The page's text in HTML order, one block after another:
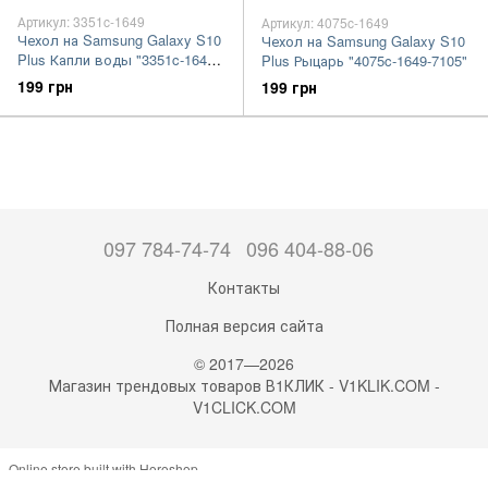
Артикул: 3351c-1649
Чехол на Samsung Galaxy S10
Plus Капли воды "3351c-1649-
7105"
199 грн
Артикул: 4075c-1649
Чехол на Samsung Galaxy S10
Plus Рыцарь "4075c-1649-7105"
199 грн
097 784-74-74 096 404-88-06
Контакты
Полная версия сайта
© 2017—2026
Магазин трендовых товаров В1КЛИК - V1KLIK.COM -
V1CLICK.COM
Online store built with Horoshop